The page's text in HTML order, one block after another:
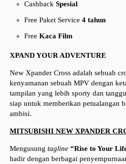
Cashback Spesial
Free Paket Service 4 tahun
Free Kaca Film
XPAND YOUR ADVENTURE
New Xpander Cross adalah sebuah
kenyamanan sebuah MPV dengan
tampilan yang lebih sporty dan
siap untuk memberikan petualangan
ambisi.
MITSUBISHI NEW XPANDER
Mengusung tagline “Rise to Your
hadir dengan berbagai